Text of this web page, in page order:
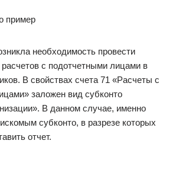
необходимость провести
расчетов с подотчетными лицами в
В свойствах счета 71 «Расчеты с
заложен вид субконто
В данном случае, именно
субконто, в разрезе которых
отчет.